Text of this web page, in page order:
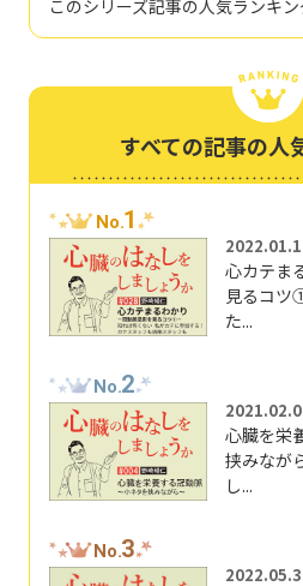
このシリーズ記事の人気ランキ
すべての記事の人
No.1
心カテま
見るコツ
た...
No.2
心臓を栄
挟みなが
し...
No.3